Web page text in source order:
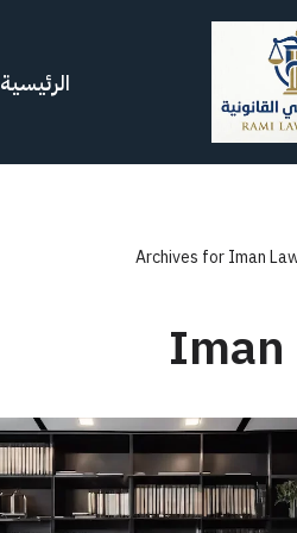
الرئيسية
Archives for Iman
Iman